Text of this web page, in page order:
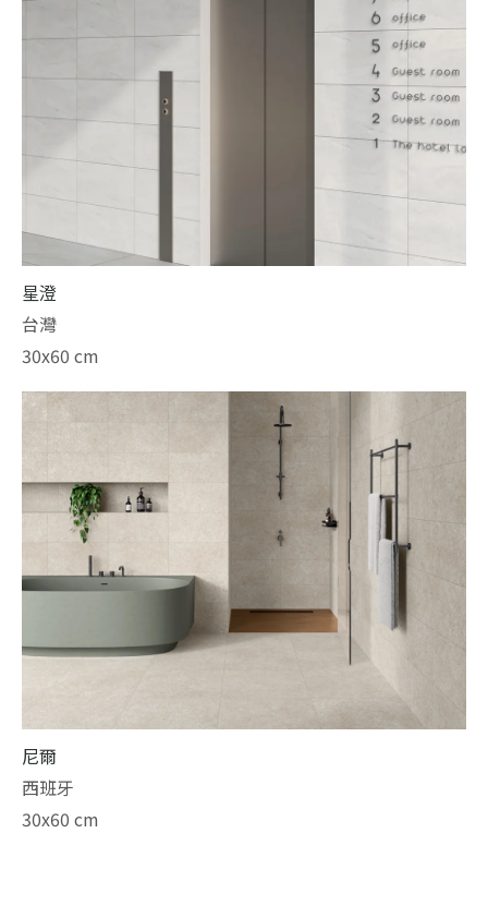
星澄
台灣
30x60 cm
尼爾
西班牙
30x60 cm